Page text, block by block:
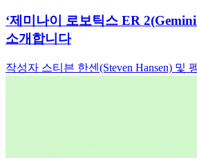
‘제미나이 로보틱스 ER
소개합니다
작성자 스티븐 한센(Steven Hansen) 및